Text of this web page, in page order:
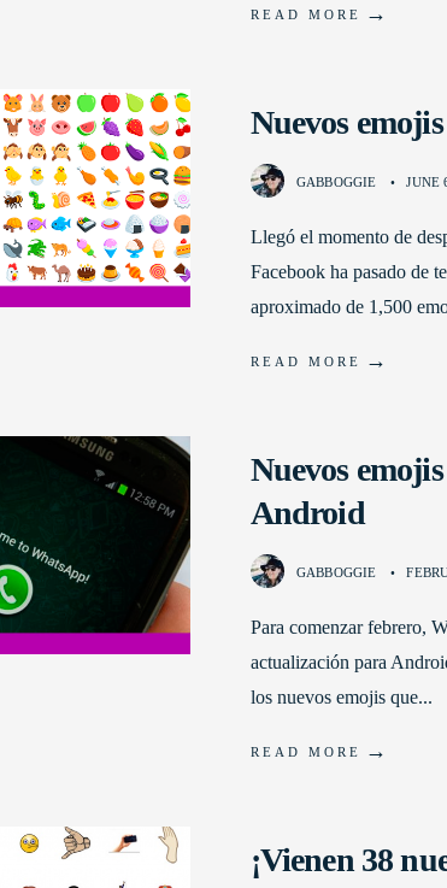
READ MORE →
Nuevos
GABBOGGIE • JUNE
Llegó el momento de
Facebook ha pasado de
aproximado de 1,500
READ MORE →
Nuevos
Android
GABBOGGIE •
Para comenzar febrero,
actualización para
los nuevos emojis que...
READ MORE →
¡Vienen 38